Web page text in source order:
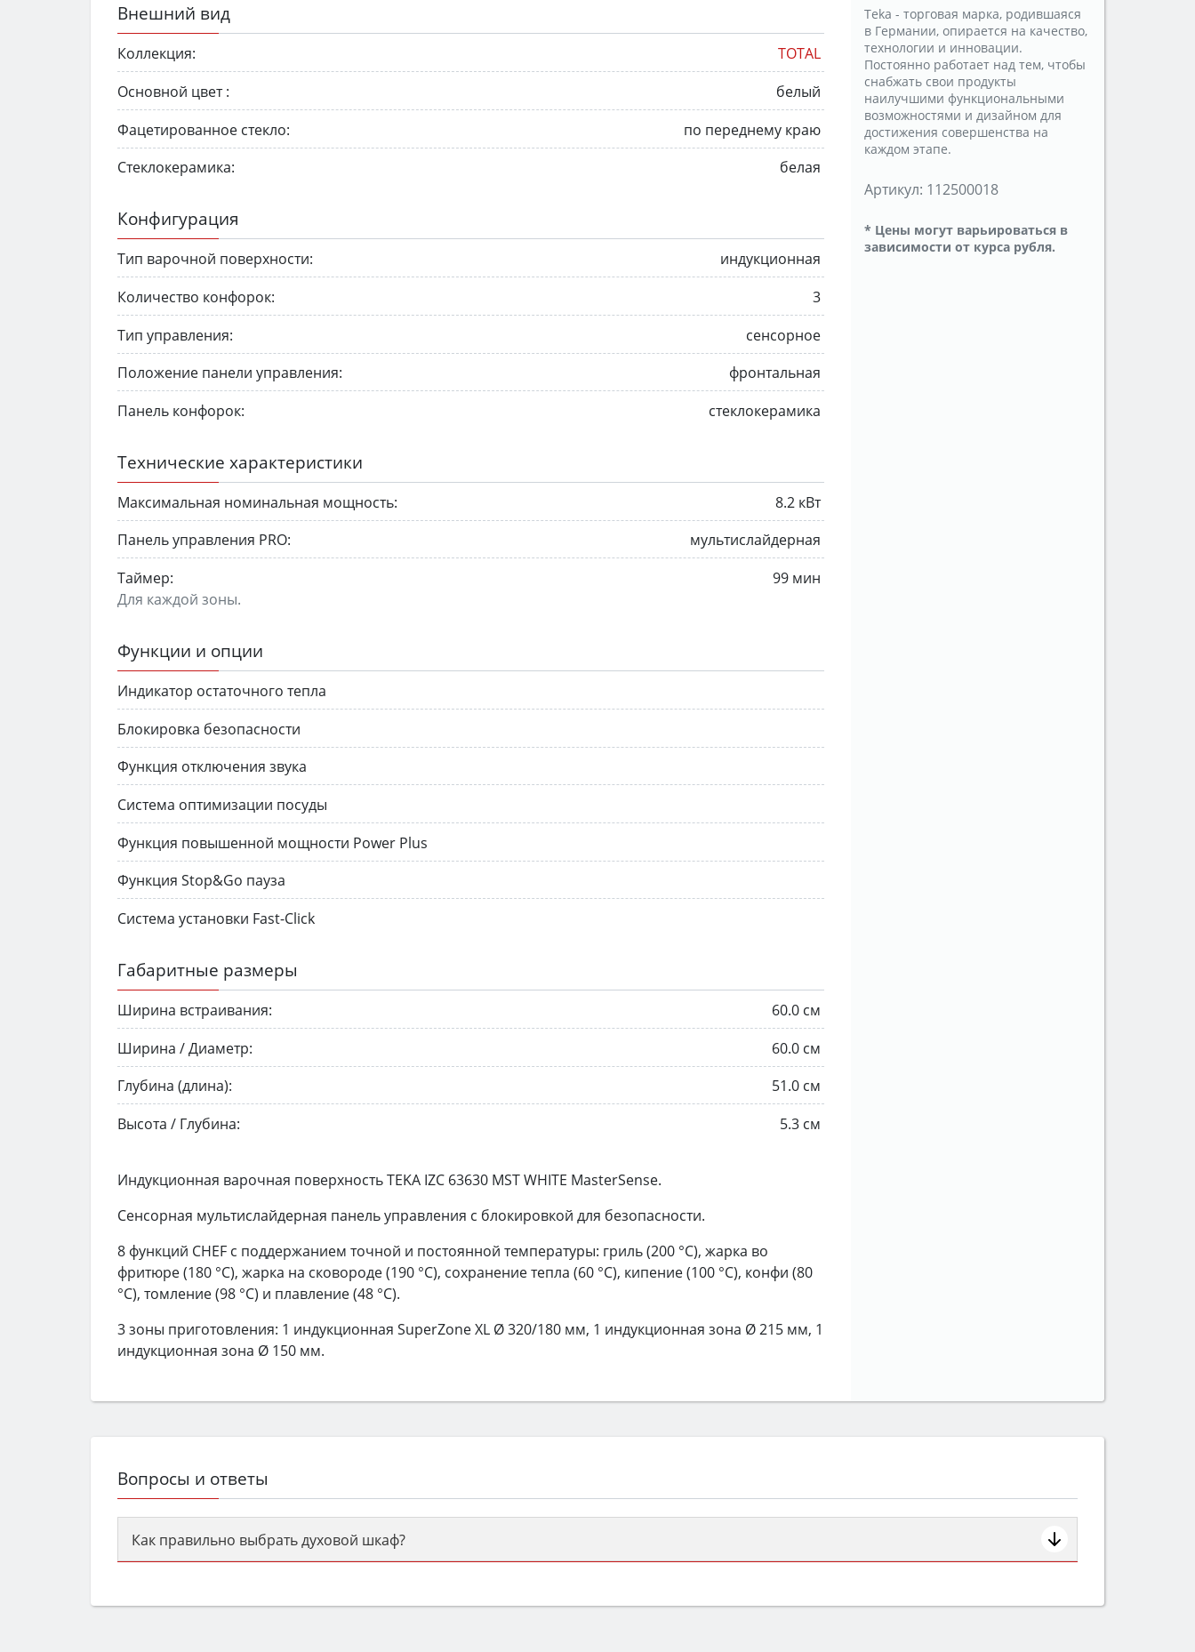
Внешний вид
Коллекция:
TOTAL
Основной цвет :
белый
Фацетированное стекло:
по переднему краю
Стеклокерамика:
белая
Конфигурация
Тип варочной поверхности:
индукционная
Количество конфорок:
3
Тип управления:
сенсорное
Положение панели управления:
фронтальная
Панель конфорок:
стеклокерамика
Технические характеристики
Максимальная номинальная мощность:
8.2 кВт
Панель управления PRO:
мультислайдерная
Таймер:
99 мин
Для каждой зоны.
Функции и опции
Индикатор остаточного тепла
Блокировка безопасности
Функция отключения звука
Система оптимизации посуды
Функция повышенной мощности Power Plus
Функция Stop&Go пауза
Система установки Fast-Click
Габаритные размеры
Ширина встраивания:
60.0 см
Ширина / Диаметр:
60.0 см
Глубина (длина):
51.0 см
Высота / Глубина:
5.3 см
Индукционная варочная поверхность TEKA IZC 63630 MST WHITE MasterSense.
Сенсорная мультислайдерная панель управления с блокировкой для безопасности.
8 функций CHEF с поддержанием точной и постоянной температуры: гриль (200 °С), жарка во
фритюре (180 °С), жарка на сковороде (190 °С), сохранение тепла (60 °С), кипение (100 °С), конфи (80
°С), томление (98 °С) и плавление (48 °С).
3 зоны приготовления: 1 индукционная SuperZone XL Ø 320/180 мм, 1 индукционная зона Ø 215 мм, 1
индукционная зона Ø 150 мм.
Teka - торговая марка, родившаяся
в Германии, опирается на качество,
технологии и инновации.
Постоянно работает над тем, чтобы
снабжать свои продукты
наилучшими функциональными
возможностями и дизайном для
достижения совершенства на
каждом этапе.
Артикул: 112500018
* Цены могут варьироваться в
зависимости от курса рубля.
Вопросы и ответы
Как правильно выбрать духовой шкаф?
семьи, класс энергопотребления не ниже A и нужные функции (конвекция, гриль, самоочистка, защита от детей).